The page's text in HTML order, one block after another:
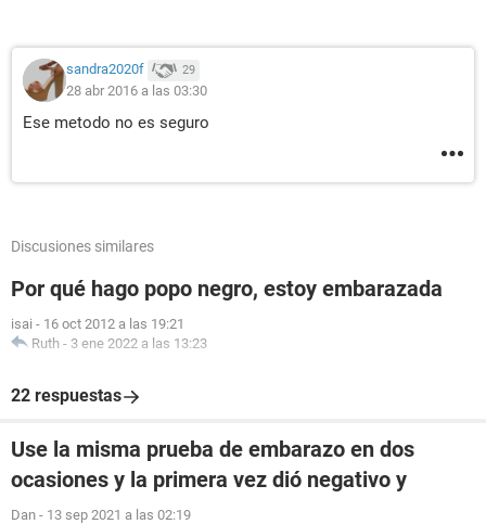
sandra2020f 29
28 abr 2016 a las 03:30
Ese metodo no es seguro
Discusiones similares
Por qué hago popo negro, estoy embarazada
isai - 16 oct 2012 a las 19:21
Ruth - 3 ene 2022 a las 13:23
22 respuestas
Use la misma prueba de embarazo en dos
ocasiones y la primera vez dió negativo y
Dan - 13 sep 2021 a las 02:19